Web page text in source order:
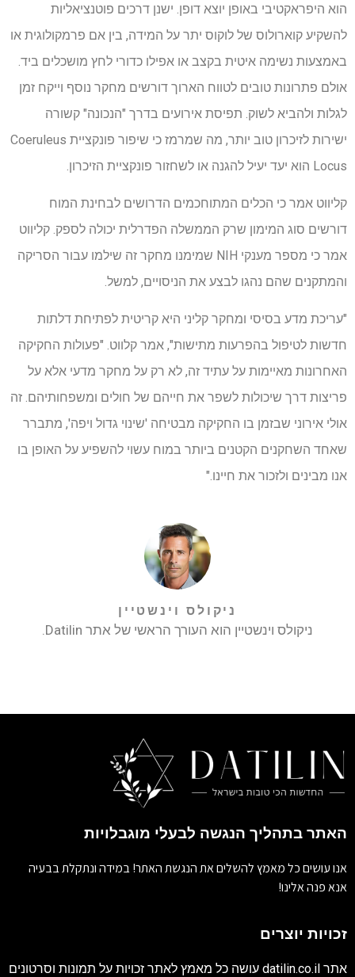
הוא היפראקטיבי באופן יוצא דופן. ישנן דרכים פוטנציאליות
להשקיע קוארולוס של לוקוס יתר על המידה, בין אם פרמקולוגית או
באמצעות נשימה איטית בקצב או אפילו כדורי לחץ מושכלים ביד.
אולם פתרונות טובים לטווח הארוך דורשים מחקר נוסף וייקח זמן
לגלות ולהביא לשוק. תפיסת אירועים בדרך "הנכונה" קשורה
ישירות לזיכרון טוב יותר, מה שמרמז כי שיפור פונקציית Coeruleus
Locus הוא יעד יעיל להגנה או לשחזור פונקציית הזיכרון.
קליווט אמר כי הכלים המתוחכמים הדרושים לבחינת המוח
דורשים סוג המימון שרק הממשלה הפדרלית יכולה לספק. קליווט
אמר כי מספר מענקי NIH שמימנו מחקר זה שילמו עבור הסריקה
והמתקנים שהם נהגו לבצע את הניסויים, למשל.
"עריכת מדע בסיסי ומחקר קליני היא קריטית לפתיחת דלתות
חדשות לטיפול בהפרעות מתישות", אמר קלווט. "פעולות החקיקה
האחרונות מאיימות על עתיד זה, לא רק על מחקר מדעי אלא על
פריצות דרך שיכולות לשפר את חייהם של חולים ומשפחותיהם. זה
אולי אירוני שבזמן בו החקיקה מבטיחה 'שינוי גדול ויפה', מתברר
שאחד השחקנים הקטנים ביותר במוח עשוי להשפיע על האופן בו
אנו מבינים ולזכור את חיינו."
ניקולס וינשטיין
ניקולס וינשטיין הוא העורך הראשי של אתר Datilin.
האתר בתהליך הנגשה לבעלי מוגבלויות
אנו עושים כל מאמץ להשלים את הנגשת האתר! במידה ונתקלת בבעיה
אנא פנה אלינו!
זכויות יוצרים
אתר datilin.co.il עושה כל מאמץ לאתר זכויות על תמונות וסרטונים